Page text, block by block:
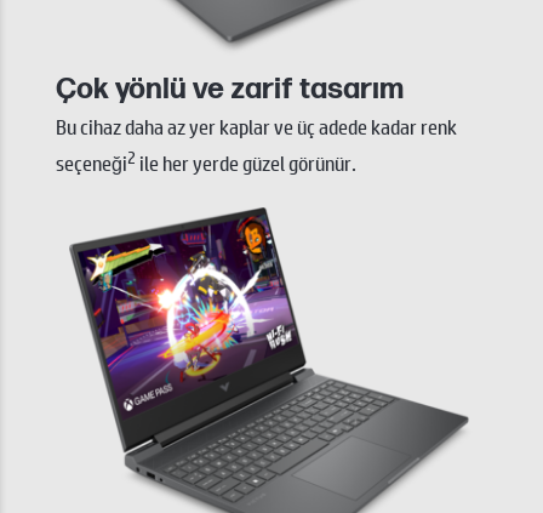
Çok yönlü ve zarif tasarım
Bu cihaz daha az yer kaplar ve üç adede kadar renk
seçeneği2 ile her yerde güzel görünür.